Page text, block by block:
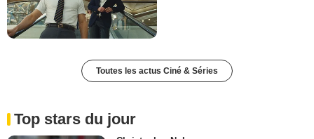
Toutes les actus Ciné & Séries
Top stars du jour